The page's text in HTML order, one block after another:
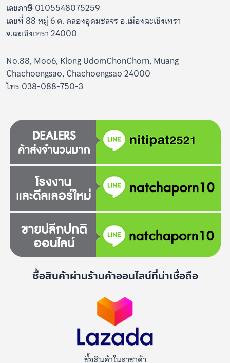
เลขภาษี 0105548075259
เลขที่ 88 หมู่ 6 ต. คลองอุดมชลจร อ.เมืองฉะเชิงเทรา
จ.ฉะเชิงเทรา 24000
No.88, Moo6, Klong UdomChonChorn, Muang
Chachoengsao, Chachoengsao 24000
โทร 038-088-750-3
ซื้อสินค้าผ่านร้านค้าออนไลน์ที่น่าเชื่อถือ
ซื้อสินค้าในลาซาด้า